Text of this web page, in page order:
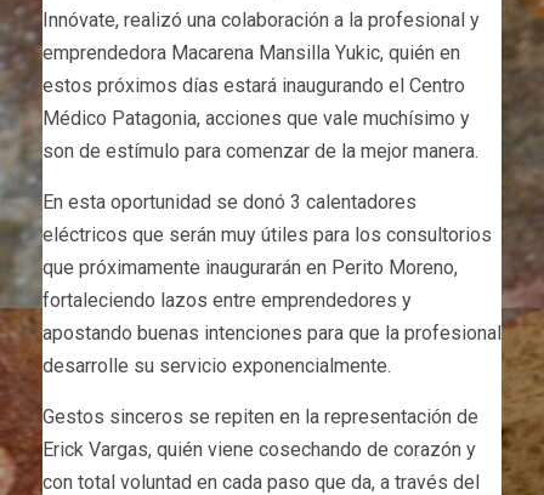
Innóvate, realizó una colaboración a la profesional y
emprendedora Macarena Mansilla Yukic, quién en
estos próximos días estará inaugurando el Centro
Médico Patagonia, acciones que vale muchísimo y
son de estímulo para comenzar de la mejor manera.
En esta oportunidad se donó 3 calentadores
eléctricos que serán muy útiles para los consultorios
que próximamente inaugurarán en Perito Moreno,
fortaleciendo lazos entre emprendedores y
apostando buenas intenciones para que la profesional
desarrolle su servicio exponencialmente.
Gestos sinceros se repiten en la representación de
Erick Vargas, quién viene cosechando de corazón y
con total voluntad en cada paso que da, a través del